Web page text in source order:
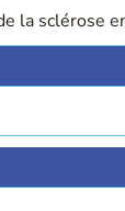
la sclérose